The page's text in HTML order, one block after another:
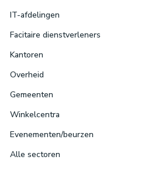
IT-afdelingen
Facitaire dienstverleners
Kantoren
Overheid
Gemeenten
Winkelcentra
Evenementen/beurzen
Alle sectoren